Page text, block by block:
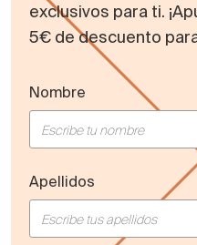
exclusivos para ti.
5€ de descuento
Nombre
Apellidos